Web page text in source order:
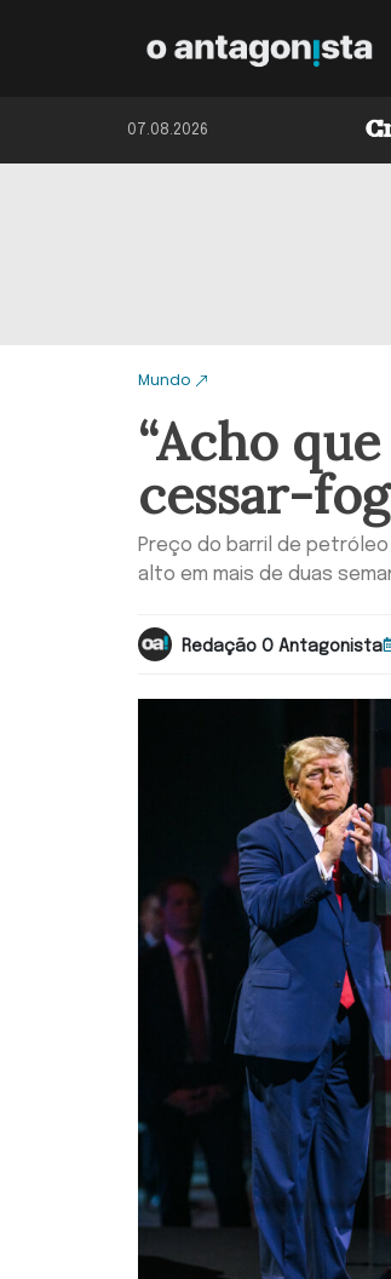
07.08.2026
Mundo
“Acho
cessar-
Preço do barril de
alto em mais de duas
Redação O Antagonista